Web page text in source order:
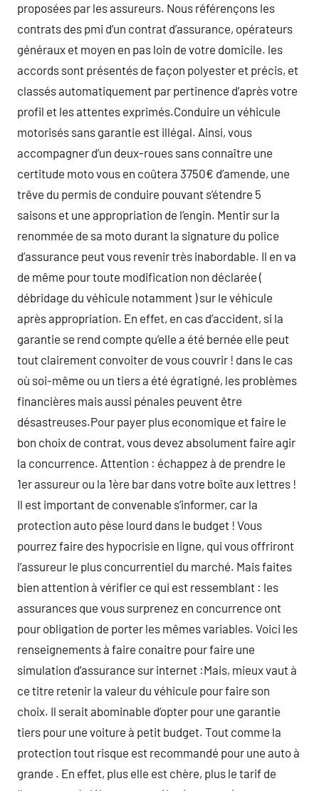
proposées par les assureurs. Nous référençons les
contrats des pmi d’un contrat d’assurance, opérateurs
généraux et moyen en pas loin de votre domicile. les
accords sont présentés de façon polyester et précis, et
classés automatiquement par pertinence d’après votre
profil et les attentes exprimés.Conduire un véhicule
motorisés sans garantie est illégal. Ainsi, vous
accompagner d’un deux-roues sans connaître une
certitude moto vous en coûtera 3750€ d’amende, une
trêve du permis de conduire pouvant s’étendre 5
saisons et une appropriation de l’engin. Mentir sur la
renommée de sa moto durant la signature du police
d’assurance peut vous revenir très inabordable. Il en va
de même pour toute modification non déclarée (
débridage du véhicule notamment ) sur le véhicule
après appropriation. En effet, en cas d’accident, si la
garantie se rend compte qu’elle a été bernée elle peut
tout clairement convoiter de vous couvrir ! dans le cas
où soi-même ou un tiers a été égratigné, les problèmes
financières mais aussi pénales peuvent être
désastreuses.Pour payer plus economique et faire le
bon choix de contrat, vous devez absolument faire agir
la concurrence. Attention : échappez à de prendre le
1er assureur ou la 1ère bar dans votre boîte aux lettres !
Il est important de convenable s’informer, car la
protection auto pèse lourd dans le budget ! Vous
pourrez faire des hypocrisie en ligne, qui vous offriront
l’assureur le plus concurrentiel du marché. Mais faites
bien attention à vérifier ce qui est ressemblant : les
assurances que vous surprenez en concurrence ont
pour obligation de porter les mêmes variables. Voici les
renseignements à faire conaitre pour faire une
simulation d’assurance sur internet :Mais, mieux vaut à
ce titre retenir la valeur du véhicule pour faire son
choix. Il serait abominable d’opter pour une garantie
tiers pour une voiture à petit budget. Tout comme la
protection tout risque est recommandé pour une auto à
grande . En effet, plus elle est chère, plus le tarif de